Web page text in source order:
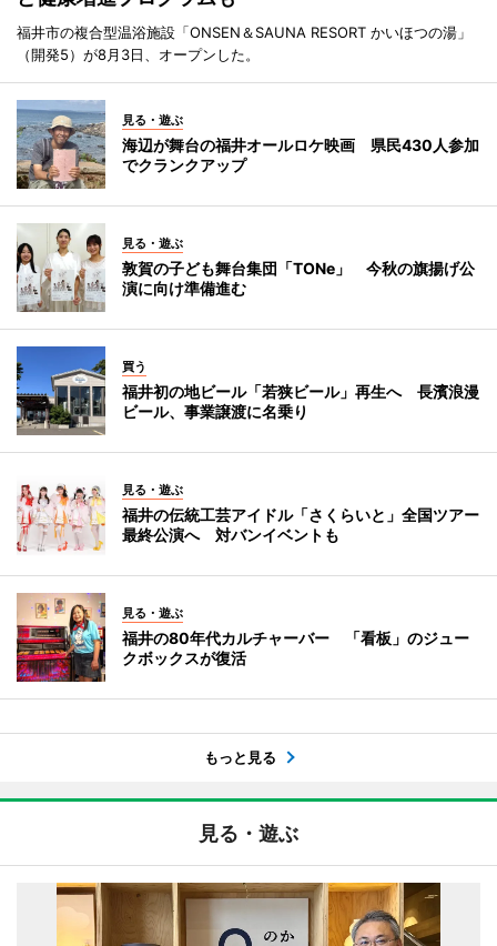
福井市の複合型温浴施設「ONSEN＆SAUNA RESORT かいほつの湯」
（開発5）が8月3日、オープンした。
見る・遊ぶ
海辺が舞台の福井オールロケ映画 県民430人参加
でクランクアップ
見る・遊ぶ
敦賀の子ども舞台集団「TONe」 今秋の旗揚げ公
演に向け準備進む
買う
福井初の地ビール「若狭ビール」再生へ 長濱浪漫
ビール、事業譲渡に名乗り
見る・遊ぶ
福井の伝統工芸アイドル「さくらいと」全国ツアー
最終公演へ 対バンイベントも
見る・遊ぶ
福井の80年代カルチャーバー 「看板」のジュー
クボックスが復活
もっと見る
見る・遊ぶ